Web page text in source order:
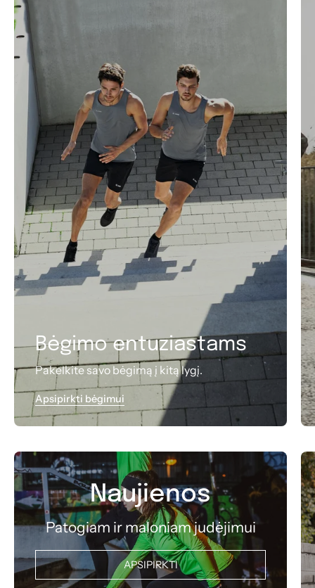
Bėgimo entuziastams
Pakelkite savo bėgimą į kitą lygį.
Apsipirkti bėgimui
Naujienos
Patogiam ir maloniam judėjimui
APSIPIRKTI